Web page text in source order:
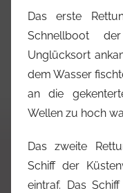
Das erste
Schnellboot
Unglücksort
dem Wasser
an die
Wellen zu hoch
Das zweite
Schiff der
eintraf. Das